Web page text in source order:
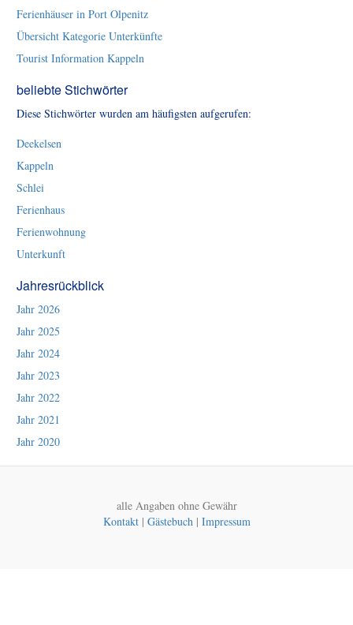
Ferienhäuser in Port Olpenitz
Übersicht Kategorie Unterkünfte
Tourist Information Kappeln
beliebte Stichwörter
Diese Stichwörter wurden am häufigsten aufgerufen:
Deekelsen
Kappeln
Schlei
Ferienhaus
Ferienwohnung
Unterkunft
Jahresrückblick
Jahr 2026
Jahr 2025
Jahr 2024
Jahr 2023
Jahr 2022
Jahr 2021
Jahr 2020
alle Angaben ohne Gewähr
Kontakt| Gästebuch| Impressum